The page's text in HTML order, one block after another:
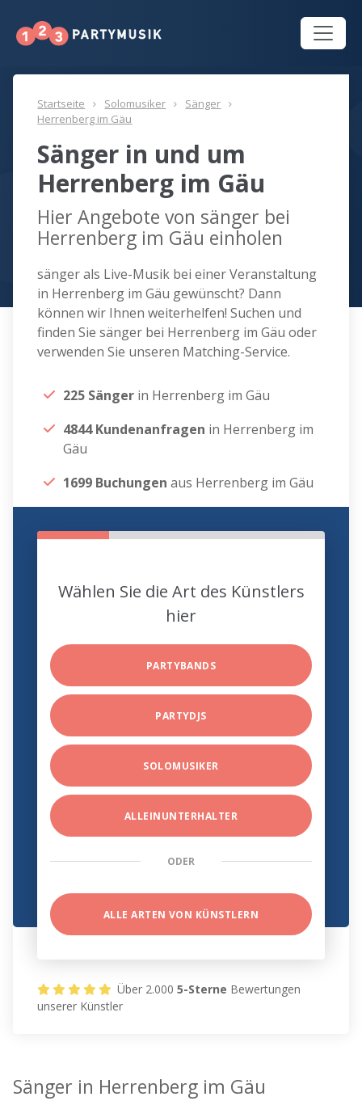
Startseite Solomusiker
Sänger
Herrenberg im Gäu
Sänger in und um
Herrenberg im Gäu
Hier Angebote von sänger bei
Herrenberg im Gäu einholen
sänger als Live-Musik bei einer Veranstaltung
in Herrenberg im Gäu gewünscht? Dann
können wir Ihnen weiterhelfen! Suchen und
finden Sie sänger bei Herrenberg im Gäu oder
verwenden Sie unseren Matching-Service.
225 Sänger in Herrenberg im Gäu
4844 Kundenanfragen in Herrenberg im
Gäu
1699 Buchungen aus Herrenberg im Gäu
Wählen Sie die Art des Künstlers
hier
PARTYBANDS
PARTYDJS
SOLOMUSIKER
ALLEINUNTERHALTER
ODER
ALLE ARTEN VON KÜNSTLERN
Über 2.0005-Sterne Bewertungen
unserer Künstler
Sänger in Herrenberg im Gäu